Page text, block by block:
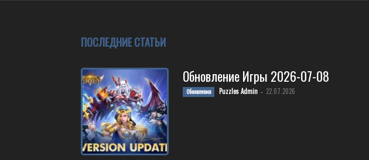
ПОСЛЕДНИЕ СТАТЬИ
Обновление Игры 2026-07-08
Обновления Puzzles Admin - 22.07.2026